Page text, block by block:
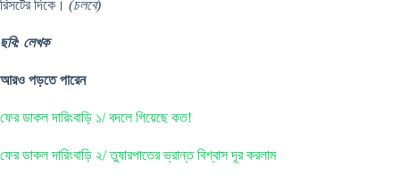
রিসর্টের দিকে। (চলবে)
ছবি: লেখক
আরও পড়তে পারেন
ফের ডাকল দারিংবাড়ি ১/ বদলে গিয়েছে কত!
ফের ডাকল দারিংবাড়ি ২/ তুষারপাতের ভ্রান্ত বিশ্বাস দূর করলাম